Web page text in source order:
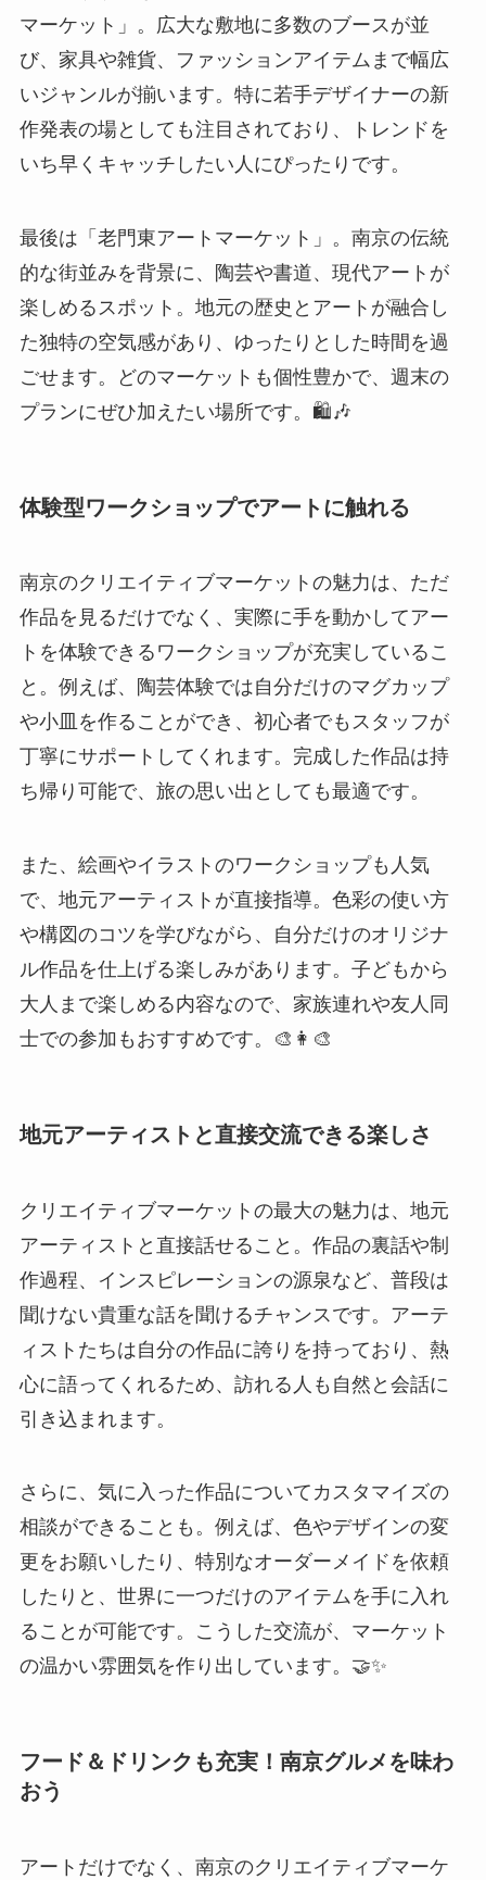
最後は「老門東アートマーケット」。南京の伝統
的な街並みを背景に、陶芸や書道、現代アートが
楽しめるスポット。地元の歴史とアートが融合し
た独特の空気感があり、ゆったりとした時間を過
プランにぜひ加えたい場所です。🛍️🎶
体験型ワークショップでアートに触れる
南京のクリエイティブマーケットの魅力は、ただ
と。例えば、陶芸体験では自分だけのマグカップ
丁寧にサポートしてくれます。完成した作品は持
ち帰り可能で、旅の思い出としても最適です。
また、絵画やイラストのワークショップも人気
で、地元アーティストが直接指導。色彩の使い方
や構図のコツを学びながら、自分だけのオリジナ
ル作品を仕上げる楽しみがあります。子どもから
士での参加もおすすめです。🎨👩‍🎨
地元アーティストと直接交流できる楽しさ
クリエイティブマーケットの最大の魅力は、地元
聞けない貴重な話を聞けるチャンスです。アーテ
心に語ってくれるため、訪れる人も自然と会話に
引き込まれます。
さらに、気に入った作品についてカスタマイズの
相談ができることも。例えば、色やデザインの変
更をお願いしたり、特別なオーダーメイドを依頼
したりと、世界に一つだけのアイテムを手に入れ
の温かい雰囲気を作り出しています。🤝✨
フード＆ドリンクも充実！南京グルメを味わ
おう
アートだけでなく、南京のクリエイティブマーケ
ったカフェや屋台が軒を連ね、食べ歩きも楽しめ
ます。特に人気なのは南京名物の「盐水鸭（塩水
ツ。アート鑑賞の合間に、ほっと一息つけるスポ